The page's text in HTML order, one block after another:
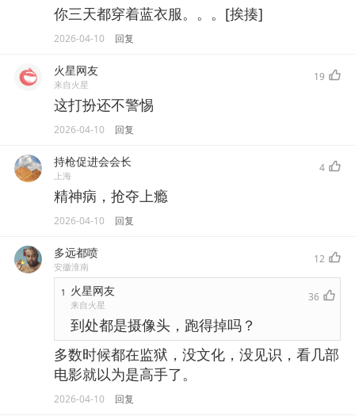
你三天都穿着蓝衣服。。。[挨揍]
2026-04-10 回复
火星网友
来自火星
19
这打扮还不警惕
2026-04-10 回复
持枪促进会会长
上海
4
精神病，抢夺上瘾
2026-04-10 回复
多远都喷
安徽淮南
12
1 火星网友
来自火星
36
到处都是摄像头，跑得掉吗？
多数时候都在监狱，没文化，没见识，看几部
电影就以为是高手了。
2026-04-10 回复